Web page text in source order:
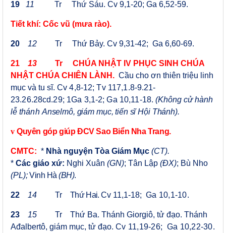
19 11 Tr Thứ Sáu. Cv 9,1-20; Ga 6,52-59.
Tiết khí: Cốc vũ (mưa rào).
20 12 Tr Thứ Bảy. Cv 9,31-42; Ga 6,60-69.
21 13 Tr CHÚA NHẬT IV PHỤC SINH CHÚA
NHẬT CHÚA CHIÊN LÀNH. Cầu cho ơn thiên triệu linh
mục và tu sĩ. Cv 4,8-12; Tv 117,1.8-9.21-
23.26.28cd.29; 1Ga 3,1-2; Ga 10,11-18. (Không cử hành
lễ thánh Anselmô, giám mục, tiến sĩ Hội Thánh).
v Quyên góp giúp ĐCV Sao Biển Nha Trang.
CMTC: * Nhà nguyện Tòa Giám Mục (CT).
* Các giáo xứ: Nghi Xuân (GN); Tân Lập (ĐX); Bù Nho
(PL);Vinh Hà(BH).
22 14 Tr Thứ Hai. Cv 11,1-18; Ga 10,1-10.
23 15 Tr
Thứ Ba. Thánh Giorgiô, tử đạo. Thánh
Ađalbertô, giám mục, tử đạo. Cv 11,19-26; Ga 10,22-30.